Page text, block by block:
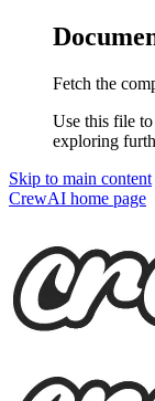
Fetch the
Use this file
exploring
Skip to main content
CrewAI home page